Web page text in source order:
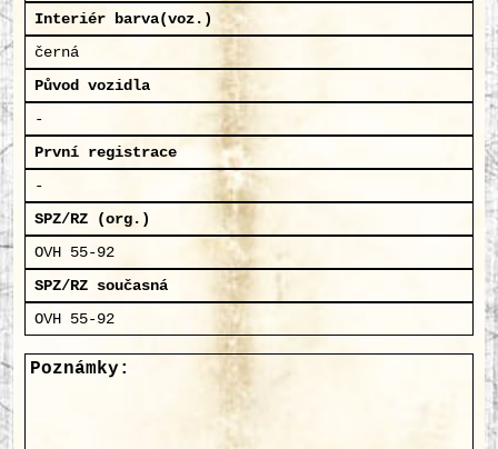
Interiér barva(voz.)
černá
Původ vozidla
-
První registrace
-
SPZ/RZ (org.)
OVH 55-92
SPZ/RZ současná
OVH 55-92
Poznámky: